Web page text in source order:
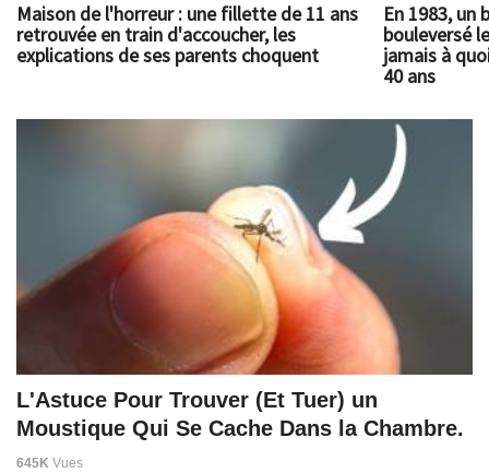
Maison de l'horreur : une fillette de 11 ans
retrouvée en train d'accoucher, les
explications de ses parents choquent
En 1983, un
bouleversé
jamais à
40 ans
L'Astuce Pour Trouver (Et Tuer) un
Moustique Qui Se Cache Dans la Chambre.
645K Vues